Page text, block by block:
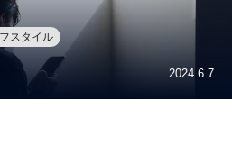
スタイル
2024.6.7